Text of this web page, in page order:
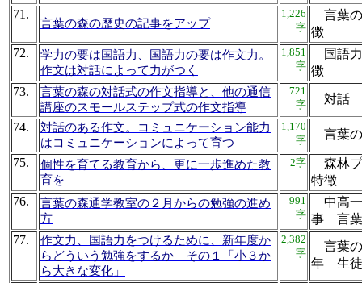
71.
言葉の森の歴史の記事をアップ
1,226
字
言葉
徴
72.
学力の要は国語力、国語力の要は作文力。
作文は対話によって力がつく
1,851
字
国語
徴
73.
言葉の森の対話式の作文指導と、他の通信
講座のスモールステップ式の作文指導
721
字
対話
74.
対話のある作文。コミュニケーション能力
はコミュニケーションによって育つ
1,170
字
言葉
75.
個性を育てる教育から、更に一歩進めた教
育を
2字
森林
特徴
76.
言葉の森通学教室の２月からの勉強の進め
方
991
字
中高
事 言
77.
作文力、国語力をつけるために、新年度か
らどういう勉強をするか その１「小３か
ら大きな変化」
2,382
字
言葉
年 生